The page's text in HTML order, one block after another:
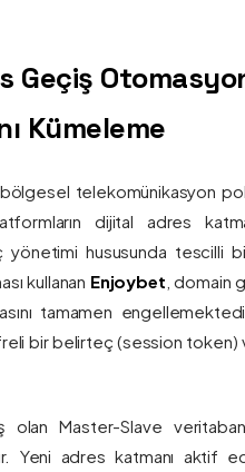
Geçiş
Kümeleme
telekomünikasyon
dijital adres
yönetimi hususunda tescilli
kullanan Enjoybet , domain
tamamen
bir belirteç (session token)
olan Master-Slave
Yeni adres katmanı aktif